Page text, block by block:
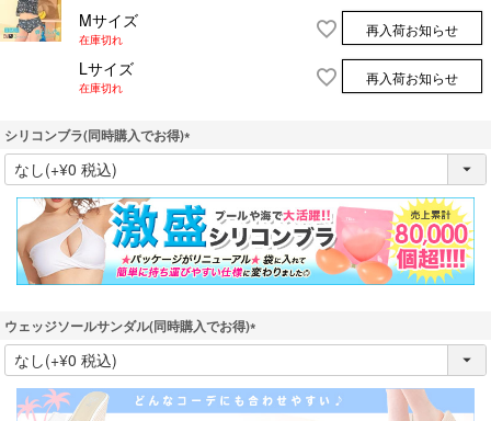
Mサイズ
在庫切れ
再入荷お知らせ
Lサイズ
在庫切れ
再入荷お知らせ
シリコンブラ(同時購入でお得)
(
必
須
)
ウェッジソールサンダル(同時購入でお得)
(
必
須
)